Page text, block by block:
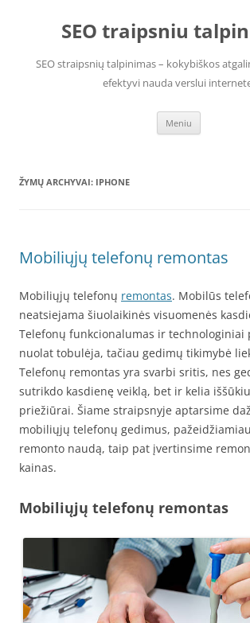
SEO traipsniu
SEO straipsnių talpinimas – kokybiškos
efektyvi nauda verslui
Meniu
ŽYMŲ ARCHYVAI: IPHONE
Mobiliųjų telefonų remontas
Mobiliųjų telefonų remontas. Mobilūs
neatsiejama šiuolaikinės visuomenės
Telefonų funkcionalumas ir technologiniai
nuolat tobulėja, tačiau gedimų tikimybė
Telefonų remontas yra svarbi sritis, nes
sutrikdo kasdienę veiklą, bet ir kelia
priežiūrai. Šiame straipsnyje aptarsime
mobiliųjų telefonų gedimus,
remonto naudą, taip pat įvertinsime
kainas.
Mobiliųjų telefonų remontas